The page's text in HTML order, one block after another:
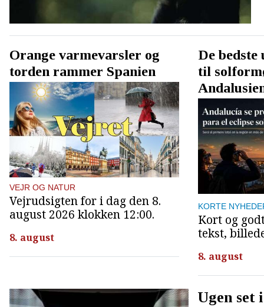
Orange varmevarsler og
torden rammer Spanien
VEJR OG NATUR
Vejrudsigten for i dag den 8.
august 2026 klokken 12:00.
8. august
De
til
KORTE
Kort og
tekst,
8. august
Ugen set